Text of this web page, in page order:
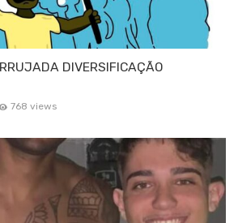
DIVERSIFICAÇÃO
768 views